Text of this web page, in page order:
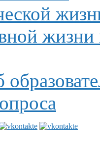
жизни